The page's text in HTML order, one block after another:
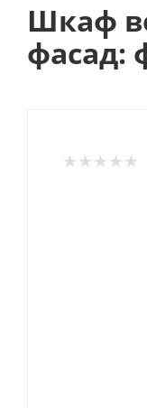
Шкаф
фасад: